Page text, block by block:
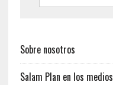
Sobre nosotros
Salam Plan en los medios